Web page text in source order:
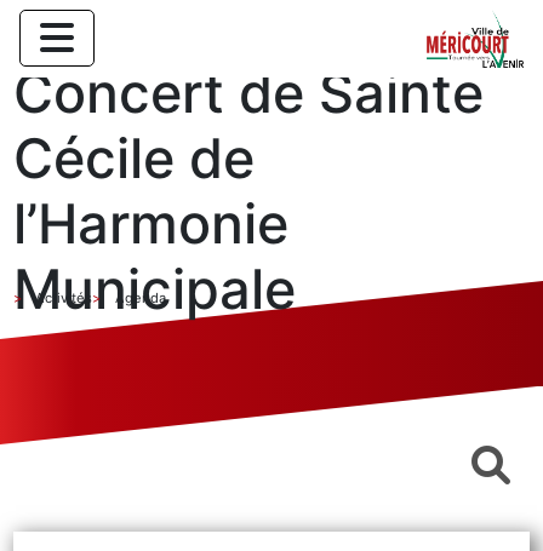
Concert de Sainte
Cécile de
l’Harmonie
Municipale
Activités Agenda